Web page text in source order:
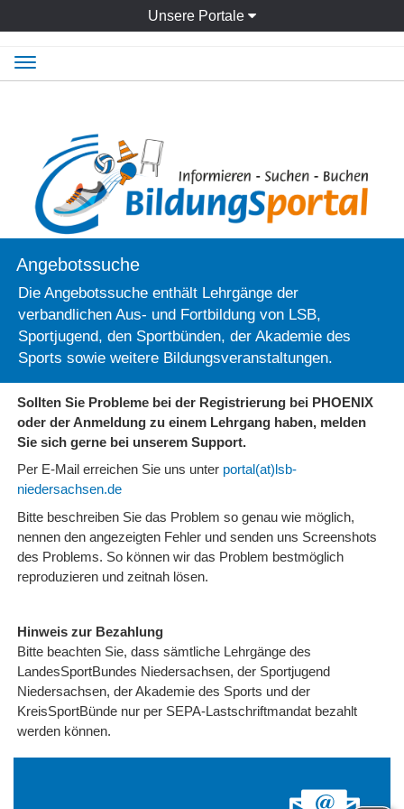
Unsere Portale
Angebotssuche
Die Angebotssuche enthält Lehrgänge der
verbandlichen Aus- und Fortbildung von LSB,
Sportjugend, den Sportbünden, der Akademie des
Sports sowie weitere Bildungsveranstaltungen.
Sollten Sie Probleme bei der Registrierung bei PHOENIX
oder der Anmeldung zu einem Lehrgang haben, melden
Sie sich gerne bei unserem Support.
Per E-Mail erreichen Sie uns unter portal(at)lsb-
niedersachsen.de
Bitte beschreiben Sie das Problem so genau wie möglich,
nennen den angezeigten Fehler und senden uns Screenshots
des Problems. So können wir das Problem bestmöglich
reproduzieren und zeitnah lösen.
Hinweis zur Bezahlung
Bitte beachten Sie, dass sämtliche Lehrgänge des
LandesSportBundes Niedersachsen, der Sportjugend
Niedersachsen, der Akademie des Sports und der
KreisSportBünde nur per SEPA-Lastschriftmandat bezahlt
werden können.
Navigation
ein-/ausblenden